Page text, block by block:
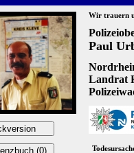
Wir trauern
Paul
Landrat